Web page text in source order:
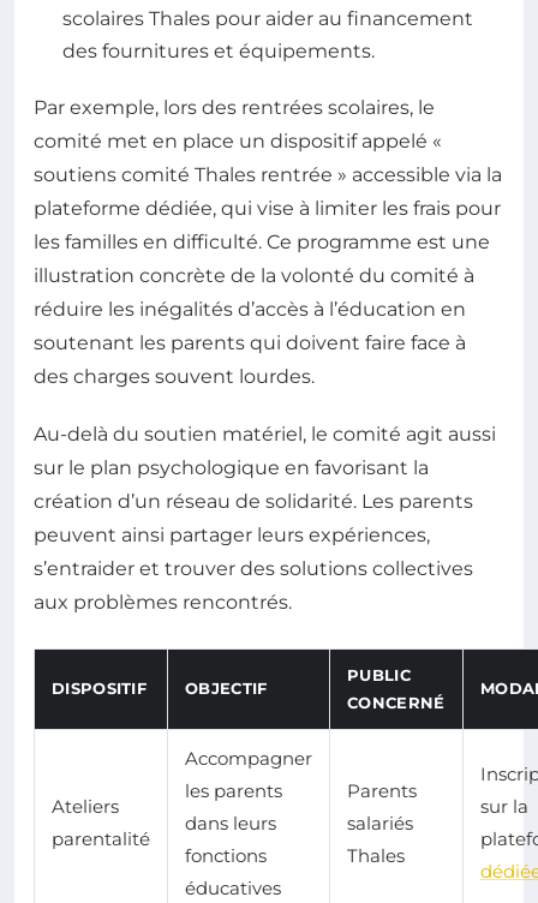
scolaires Thales pour aider au financement
des fournitures et équipements.
Par exemple, lors des rentrées scolaires, le
comité met en place un dispositif appelé «
soutiens comité Thales rentrée » accessible via la
plateforme dédiée, qui vise à limiter les frais pour
les familles en difficulté. Ce programme est une
illustration concrète de la volonté du comité à
réduire les inégalités d’accès à l’éducation en
soutenant les parents qui doivent faire face à
des charges souvent lourdes.
Au-delà du soutien matériel, le comité agit aussi
sur le plan psychologique en favorisant la
création d’un réseau de solidarité. Les parents
peuvent ainsi partager leurs expériences,
s’entraider et trouver des solutions collectives
aux problèmes rencontrés.
DISPOSITIF OBJECTIF
PUBLIC
CONCERNÉ
Ateliers
parentalité
Accompagner
les parents
dans leurs
fonctions
éducatives
Parents
salariés
Thales
sur la